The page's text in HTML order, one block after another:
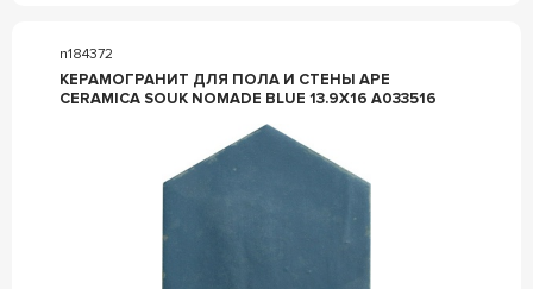
n184372
КЕРАМОГРАНИТ ДЛЯ ПОЛА И СТЕНЫ APE
CERAMICA SOUK NOMADE BLUE 13.9X16 A033516